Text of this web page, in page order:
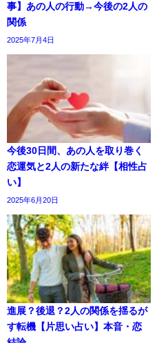
事】あの人の行動→今後の2人の
関係
2025年7月4日
今後30日間、あの人を取り巻く
恋運気と2人の新たな絆【相性占
い】
2025年6月20日
進展？後退？2人の関係を揺るが
す転機【片思い占い】本音・恋